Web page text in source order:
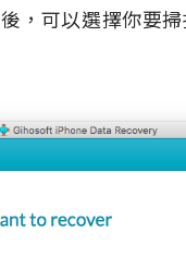
可以選擇你要